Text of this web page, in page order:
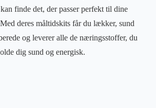
finde det, der passer perfekt til dine
deres måltidskits får du lækker, sund
og leverer alle de næringsstoffer, du
dig sund og energisk.